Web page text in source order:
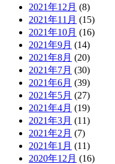
2021年12月 (8)
2021年11月 (15)
2021年10月 (16)
2021年9月 (14)
2021年8月 (20)
2021年7月 (30)
2021年6月 (39)
2021年5月 (27)
2021年4月 (19)
2021年3月 (11)
2021年2月 (7)
2021年1月 (11)
2020年12月 (16)